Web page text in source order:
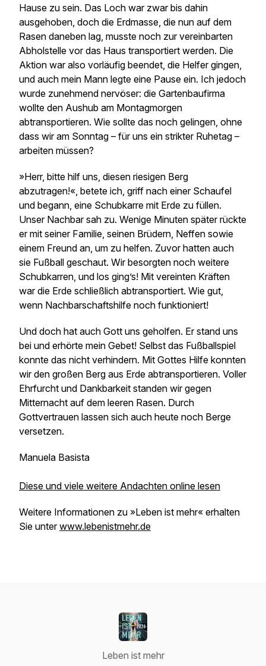
Hause zu sein. Das Loch war zwar bis dahin
ausgehoben, doch die Erdmasse, die nun auf dem
Rasen daneben lag, musste noch zur vereinbarten
Abholstelle vor das Haus transportiert werden. Die
Aktion war also vorläufig beendet, die Helfer gingen,
und auch mein Mann legte eine Pause ein. Ich jedoch
wurde zunehmend nervöser: die Gartenbaufirma
wollte den Aushub am Montagmorgen
abtransportieren. Wie sollte das noch gelingen, ohne
dass wir am Sonntag – für uns ein strikter Ruhetag –
arbeiten müssen?
»Herr, bitte hilf uns, diesen riesigen Berg
abzutragen!«, betete ich, griff nach einer Schaufel
und begann, eine Schubkarre mit Erde zu füllen.
Unser Nachbar sah zu. Wenige Minuten später rückte
er mit seiner Familie, seinen Brüdern, Neffen sowie
einem Freund an, um zu helfen. Zuvor hatten auch
sie Fußball geschaut. Wir besorgten noch weitere
Schubkarren, und los gingʼs! Mit vereinten Kräften
war die Erde schließlich abtransportiert. Wie gut,
wenn Nachbarschaftshilfe noch funktioniert!
Und doch hat auch Gott uns geholfen. Er stand uns
bei und erhörte mein Gebet! Selbst das Fußballspiel
konnte das nicht verhindern. Mit Gottes Hilfe konnten
wir den großen Berg aus Erde abtransportieren. Voller
Ehrfurcht und Dankbarkeit standen wir gegen
Mitternacht auf dem leeren Rasen. Durch
Gottvertrauen lassen sich auch heute noch Berge
versetzen.
Manuela Basista
Diese und viele weitere Andachten online lesen
Weitere Informationen zu »Leben ist mehr« erhalten
Sie unterwww.lebenistmehr.de
Leben ist mehr